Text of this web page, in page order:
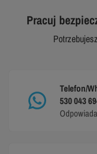
Pracuj
Telefon/
530 043